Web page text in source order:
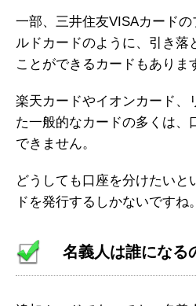
一部、三井住友VISAカード
ルドカードのように、引き落
ことができるカードもありま
楽天カードやイオンカード、
た一般的なカードの多くは、
できません。
どうしても口座を分けたいと
ドを発行するしかないですね。
名義人は誰になる